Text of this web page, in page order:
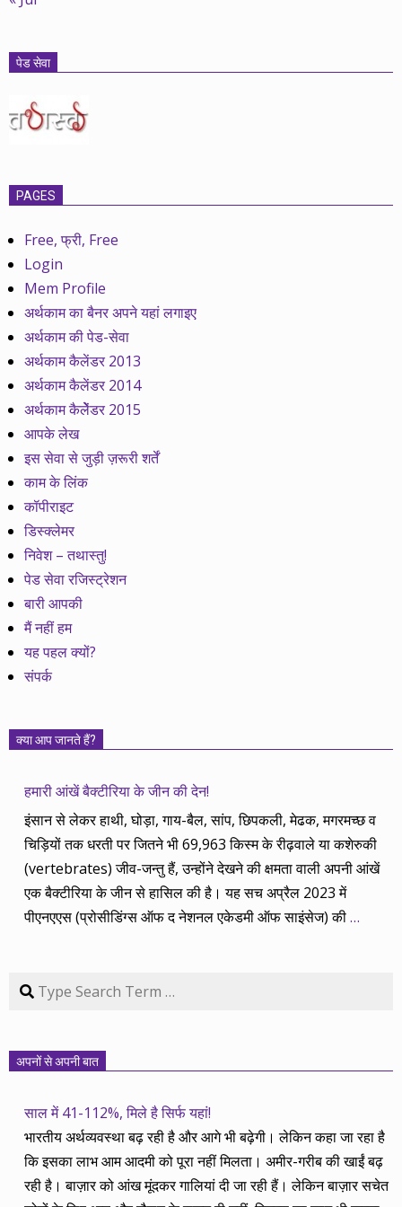
पेड सेवा
PAGES
Free, फ्री, Free
Login
Mem Profile
अर्थकाम का बैनर अपने यहां लगाइए
अर्थकाम की पेड-सेवा
अर्थकाम कैलेंडर 2013
अर्थकाम कैलेंडर 2014
अर्थकाम कैलेेंडर 2015
आपके लेख
इस सेवा से जुड़ी ज़रूरी शर्तें
काम के लिंक
कॉपीराइट
डिस्क्लेमर
निवेश – तथास्तु!
पेड सेवा रजिस्ट्रेशन
बारी आपकी
मैं नहीं हम
यह पहल क्यों?
संपर्क
क्या आप जानते हैं?
हमारी आंखें बैक्टीरिया के जीन की देन!
इंसान से लेकर हाथी, घोड़ा, गाय-बैल, सांप, छिपकली, मेढक, मगरमच्छ व
चिड़ियों तक धरती पर जितने भी 69,963 किस्म के रीढ़वाले या कशेरुकी
(vertebrates) जीव-जन्तु हैं, उन्होंने देखने की क्षमता वाली अपनी आंखें
एक बैक्टीरिया के जीन से हासिल की है। यह सच अप्रैल 2023 में
पीएनएएस (प्रोसीडिंग्स ऑफ द नेशनल एकेडमी ऑफ साइंसेज) की…
Search
अपनों से अपनी बात
साल में 41-112%, मिले है सिर्फ यहां!
भारतीय अर्थव्यवस्था बढ़ रही है और आगे भी बढ़ेगी। लेकिन कहा जा रहा है
कि इसका लाभ आम आदमी को पूरा नहीं मिलता। अमीर-गरीब की खाईं बढ़
रही है। बाज़ार को आंख मूंदकर गालियां दी जा रही हैं। लेकिन बाज़ार सचेत